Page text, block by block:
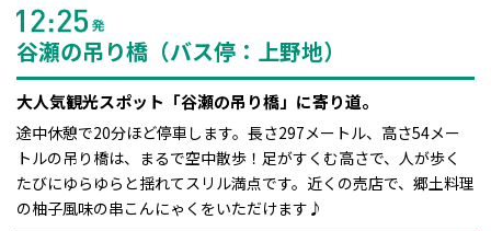
谷瀬の吊り橋（バス停：上野地）
大人気観光スポット「谷瀬の吊り橋」に寄り道。
途中休憩で20分ほど停車します。長さ297メートル、高さ54メー
トルの吊り橋は、まるで空中散歩！足がすくむ高さで、人が歩く
たびにゆらゆらと揺れてスリル満点です。近くの売店で、郷土料理
の柚子風味の串こんにゃくをいただけます♪